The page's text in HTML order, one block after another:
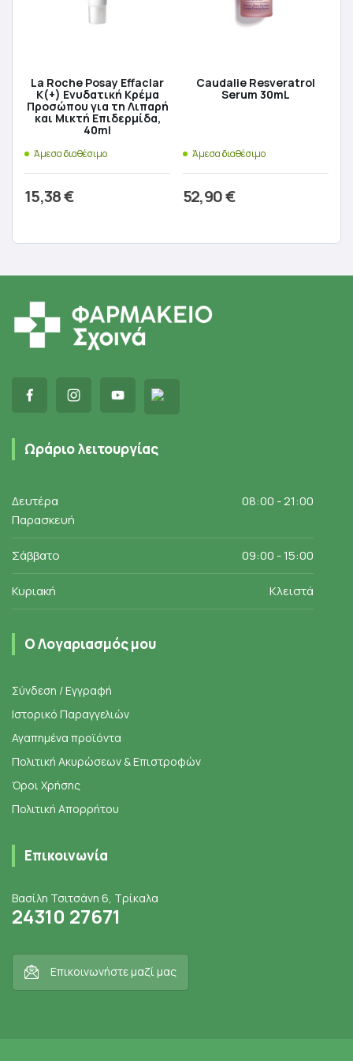
La Roche Posay Effaclar
K(+) Ενυδατική Κρέμα
Προσώπου για τη Λιπαρή
και Μικτή Επιδερμίδα,
40ml
Άμεσα διαθέσιμο
15,38€
Caudalie Resveratrol
Serum 30mL
Άμεσα διαθέσιμο
52,90€
Ωράριο λειτουργίας
Δευτέρα
Παρασκευή
08:00 - 21:00
Σάββατο 09:00 - 15:00
Κυριακή Κλειστά
Ο Λογαριασμός μου
Σύνδεση / Εγγραφή
Ιστορικό Παραγγελιών
Αγαπημένα προϊόντα
Πολιτική Ακυρώσεων & Επιστροφών
Όροι Χρήσης
Πολιτική Απορρήτου
Επικοινωνία
Βασίλη Τσιτσάνη 6, Τρίκαλα
24310 27671
Επικοινωνήστε μαζί μας